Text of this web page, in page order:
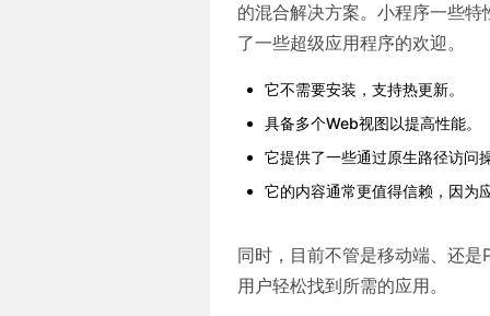
的混合解决方案。小程序一些
了一些超级应用程序的欢迎。
它不需要安装，支持热更新。
具备多个Web视图以提高性能。
它提供了一些通过原生路径访问
它的内容通常更值得信赖，因为
同时，目前不管是移动端、还
用户轻松找到所需的应用。